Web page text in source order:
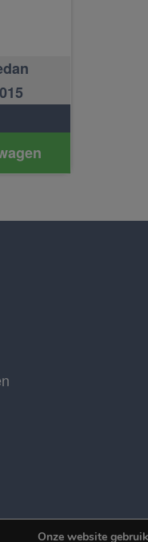
Onze website